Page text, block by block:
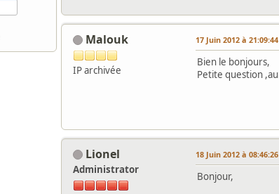
Malouk
IP archivée
17 Juin 2012 à 21:09:44
Bien le bonjours,
Petite question
Lionel
Administrator
18 Juin 2012 à 08:46:26
Bonjour,